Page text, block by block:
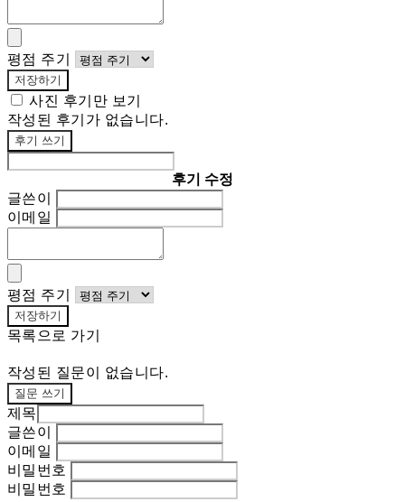
평점 주기
저장하기
사진 후기만 보기
작성된 후기가 없습니다.
후기 쓰기
후기 수정
글쓴이
이메일
평점 주기
저장하기
목록으로 가기
작성된 질문이 없습니다.
질문 쓰기
제목
글쓴이
이메일
비밀번호
비밀번호